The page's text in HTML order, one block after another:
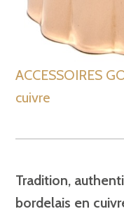
ACCESSOIRES
cuivre
Tradition,
bordelais en